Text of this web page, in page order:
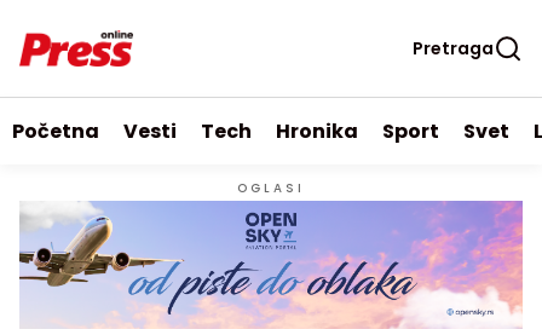
Pretraga
Početna Vesti Tech Hronika Sport Svet
OGLASI